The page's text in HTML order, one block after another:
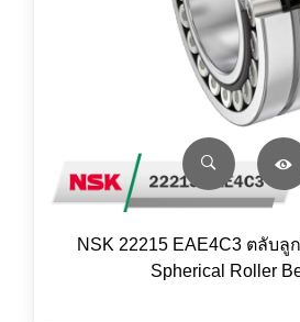
NSK 22215 EAE4C3 ตลับลู
Spherical Roller